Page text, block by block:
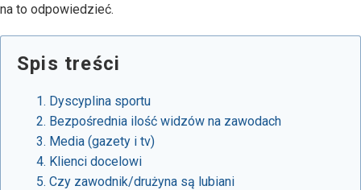
na to odpowiedzieć.
Spis treści
Dyscyplina sportu
Bezpośrednia ilość widzów na zawodach
Media (gazety i tv)
Klienci docelowi
Czy zawodnik/drużyna są lubiani